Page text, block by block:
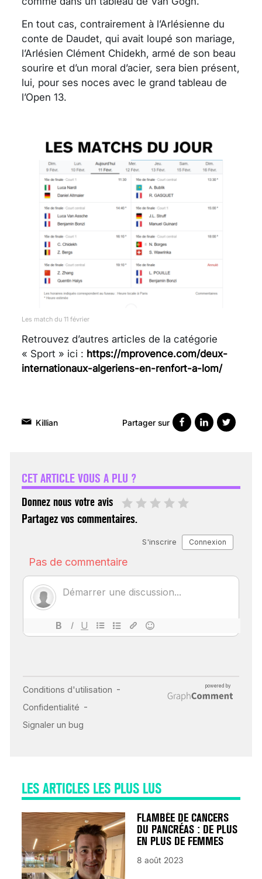
En tout cas, contrairement à l’Arlésienne du
conte de Daudet, qui avait loupé son mariage,
l’Arlésien Clément Chidekh, armé de son beau
sourire et d’un moral d’acier, sera bien présent,
lui, pour ses noces avec le grand tableau de
l’Open 13.
Les match du 11 février
Retrouvez d’autres articles de la catégorie
« Sport » ici : https://mprovence.com/deux-
internationaux-algeriens-en-renfort-a-lom/
Killian Partager sur
CET ARTICLE VOUS A PLU ?
Donnez nous votre avis
Partagez vos commentaires.
LES ARTICLES LES PLUS LUS
ÉCHO : DES IMAGES
POUR TOUTES LES
18 juil 2022
INSUFFISANCE
CARDIAQUE : LES
FLAMBÉE DE CANCERS
DU PANCRÉAS : DE PLUS
EN PLUS DE FEMMES
8 août 2023